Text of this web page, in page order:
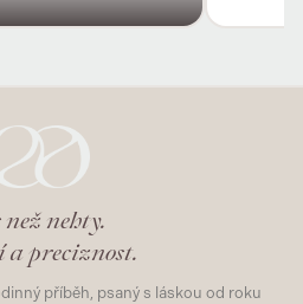
než nehty.
a preciznost.
příběh, psaný s láskou od roku